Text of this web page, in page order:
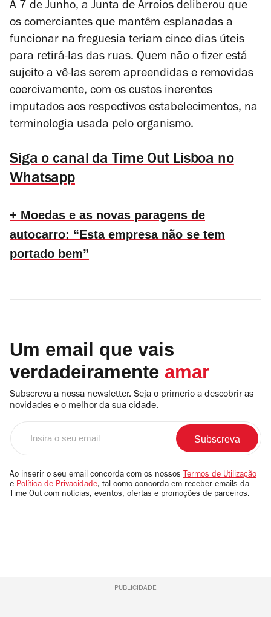
A 7 de Junho, a Junta de Arroios deliberou que
os comerciantes que mantêm esplanadas a
funcionar na freguesia teriam cinco dias úteis
para retirá-las das ruas. Quem não o fizer está
sujeito a vê-las serem apreendidas e removidas
coercivamente, com os custos inerentes
imputados aos respectivos estabelecimentos, na
terminologia usada pelo organismo.
Siga o canal da Time Out Lisboa no
Whatsapp
+ Moedas e as novas paragens de
autocarro: “Esta empresa não se tem
portado bem”
Um email que vais
verdadeiramente amar
Subscreva a nossa newsletter. Seja o primerio a descobrir as
novidades e o melhor da sua cidade.
email
Ao inserir o seu email concorda com os nossos Termos de Utilização
e Política de Privacidade, tal como concorda em receber emails da
Time Out com notícias, eventos, ofertas e promoções de parceiros.
PUBLICIDADE